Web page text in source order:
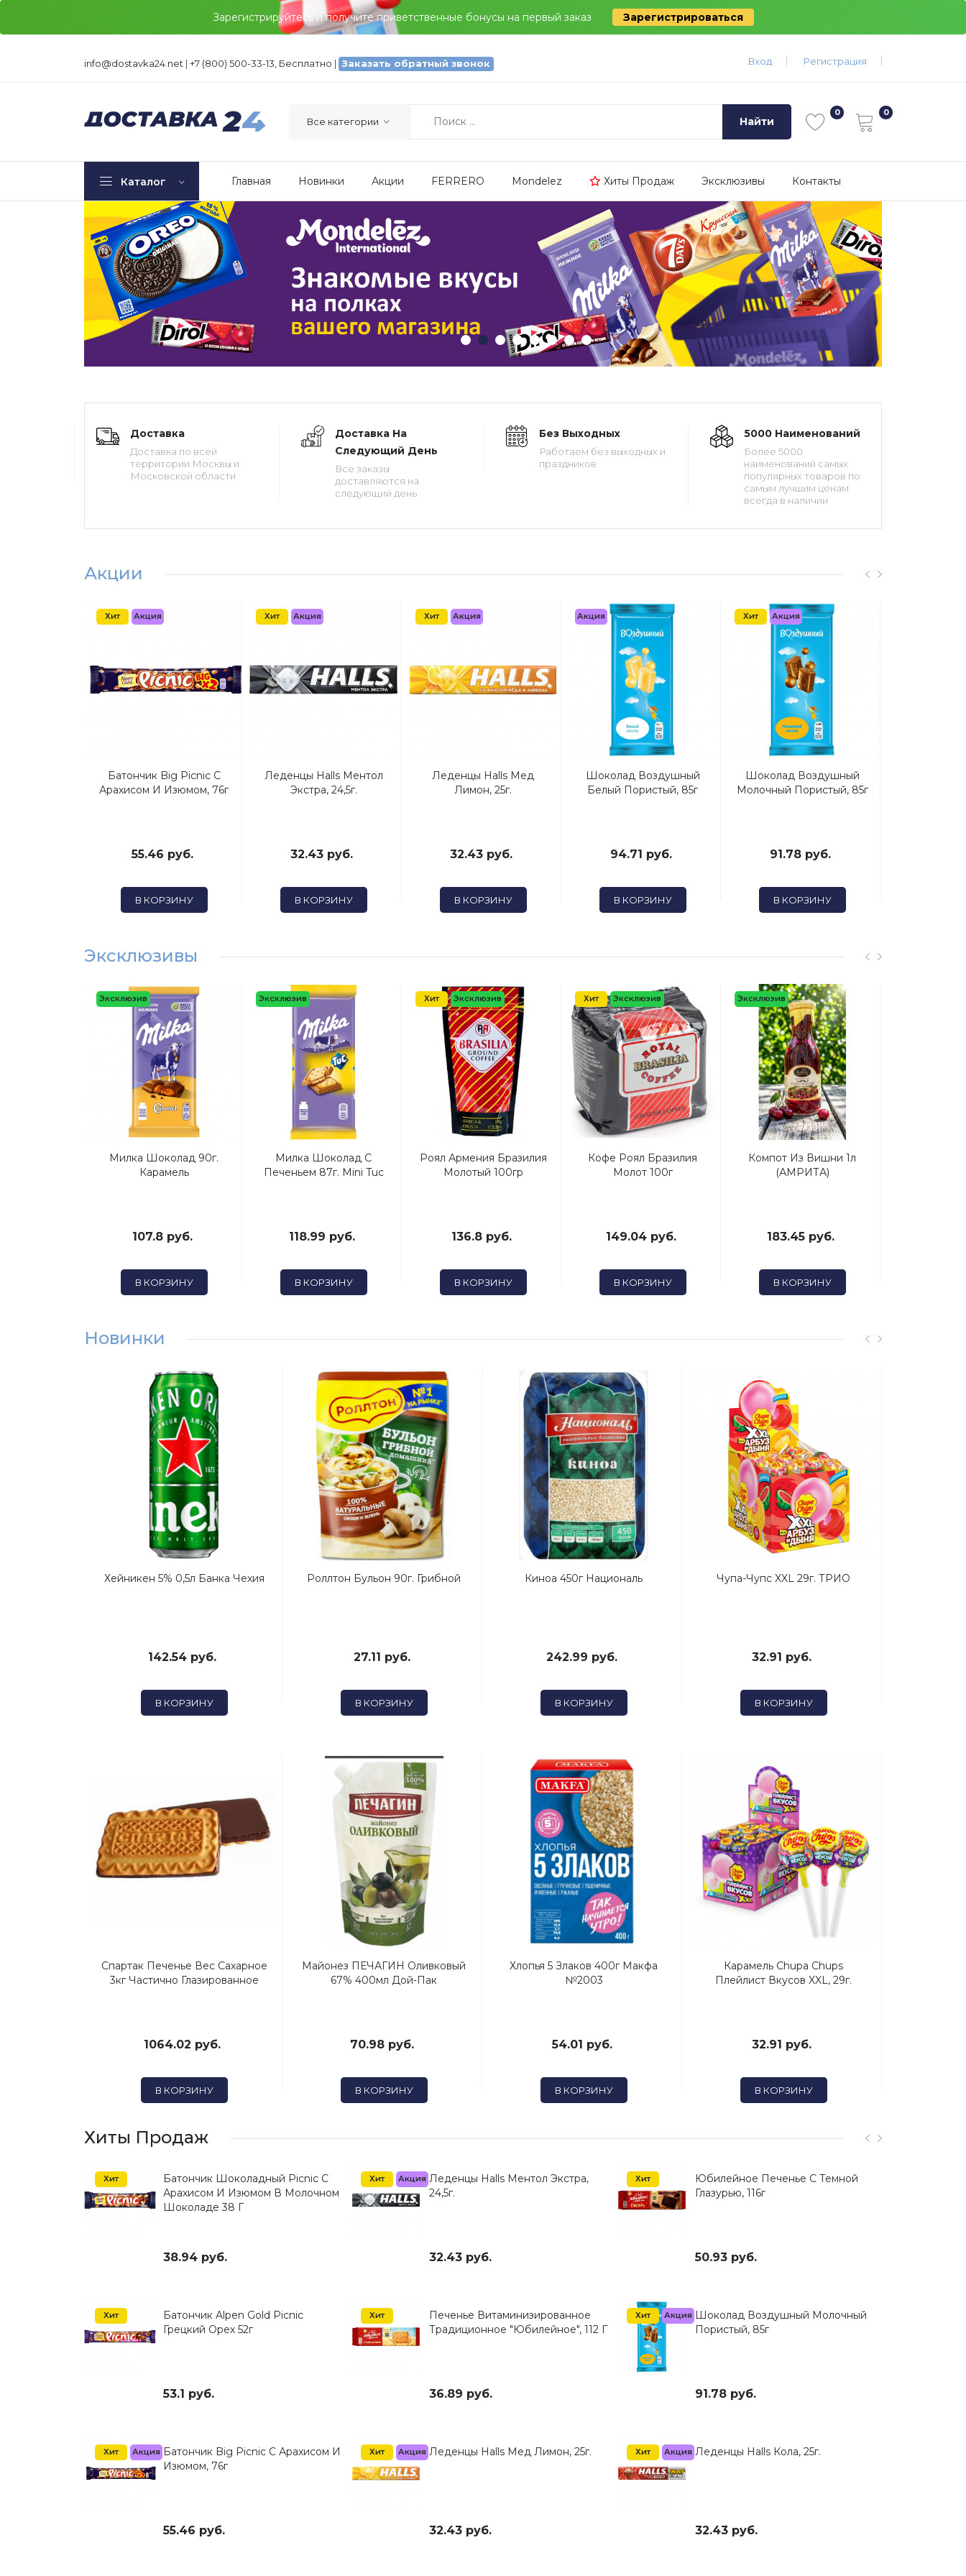
Зарегистрируйтесь и получите приветственные бонусы на первый заказ Зарегистрироваться
info@dostavka24.net | +7 (800) 500-33-13, Бесплатно | Заказать обратный звонок Вход Регистрация
Найти
Каталог Главная Новинки Акции FERRERO Mondelez Хиты Продаж Эксклюзивы Контакты
Доставка
Доставка по всей
территории Москвы и
Московской области
Доставка На
Следующий День
Все заказы
доставляются на
следующий день
Без Выходных
Работаем без выходных и
праздников
5000 Наименований
Более 5000
наименований самых
популярных товаров по
самым лучшим ценам
всегда в наличии
Акции
Хит Акция
Батончик Big Picnic С
Арахисом И Изюмом, 76г
55.46 руб.
В КОРЗИНУ
Хит Акция
Леденцы Halls Ментол
Экстра, 24,5г.
32.43 руб.
В КОРЗИНУ
Хит Акция
Леденцы Halls Мед
Лимон, 25г.
32.43 руб.
В КОРЗИНУ
Акция
Шоколад Воздушный
Белый Пористый, 85г
94.71 руб.
В КОРЗИНУ
Хит Акция
Шоколад Воздушный
Молочный Пористый, 85г
91.78 руб.
В КОРЗИНУ
Эксклюзивы
Эксклюзив
Милка Шоколад 90г.
Карамель
107.8 руб.
В КОРЗИНУ
Эксклюзив
Милка Шоколад С
Печеньем 87г. Mini Tuc
118.99 руб.
В КОРЗИНУ
Хит Эксклюзив
Роял Армения Бразилия
Молотый 100гр
136.8 руб.
В КОРЗИНУ
Хит Эксклюзив
Кофе Роял Бразилия
Молот 100г
149.04 руб.
В КОРЗИНУ
Эксклюзив
Компот Из Вишни 1л
(АМРИТА)
183.45 руб.
В КОРЗИНУ
Новинки
Хейникен 5% 0,5л Банка Чехия
142.54 руб.
В КОРЗИНУ
Спартак Печенье Вес Сахарное
3кг Частично Глазированное
1064.02 руб.
В КОРЗИНУ
Роллтон Бульон 90г. Грибной
27.11 руб.
В КОРЗИНУ
Майонез ПЕЧАГИН Оливковый
67% 400мл Дой-Пак
70.98 руб.
В КОРЗИНУ
Киноа 450г Националь
242.99 руб.
В КОРЗИНУ
Хлопья 5 Злаков 400г Макфа
№2003
54.01 руб.
В КОРЗИНУ
Чупа-Чупс XXL 29г. ТРИО
32.91 руб.
В КОРЗИНУ
Карамель Chupa Chups
Плейлист Вкусов XXL, 29г.
32.91 руб.
В КОРЗИНУ
Хиты Продаж
Хит
Батончик Шоколадный Picnic С
Арахисом И Изюмом В Молочном
Шоколаде 38 Г
38.94 руб.
Хит
Батончик Alpen Gold Picnic
Грецкий Орех 52г
53.1 руб.
Хит Акция Батончик Big Picnic С Арахисом И
Изюмом, 76г
55.46 руб.
Хит Акция Леденцы Halls Ментол Экстра,
24,5г.
32.43 руб.
Хит
Печенье Витаминизированное
Традиционное "Юбилейное", 112 Г
36.89 руб.
Хит Акция Леденцы Halls Мед Лимон, 25г.
32.43 руб.
Хит
Юбилейное Печенье С Темной
Глазурью, 116г
50.93 руб.
Хит Акция Шоколад Воздушный Молочный
Пористый, 85г
91.78 руб.
Хит Акция Леденцы Halls Кола, 25г.
32.43 руб.